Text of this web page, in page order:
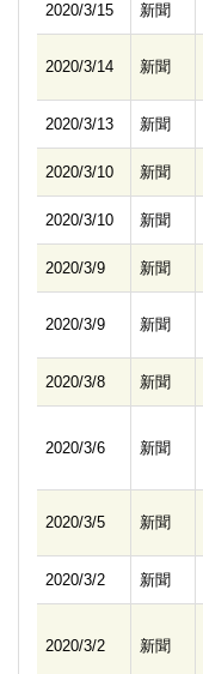
2020/3/15 新聞
2020/3/14 新聞
2020/3/13 新聞
2020/3/10 新聞
2020/3/10 新聞
2020/3/9 新聞
2020/3/9 新聞
2020/3/8 新聞
2020/3/6 新聞
2020/3/5 新聞
2020/3/2 新聞
2020/3/2 新聞